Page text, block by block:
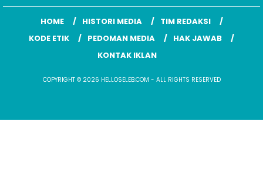
HOME HISTORI MEDIA
TIM REDAKSI
KODE ETIK
PEDOMAN MEDIA
HAK JAWAB
KONTAK IKLAN
COPYRIGHT © 2026 HELLOSELEB.COM - ALL RIGHTS RESERVED